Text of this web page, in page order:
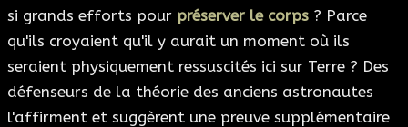
si grands efforts pour préserver le corps ? Parce
qu'ils croyaient qu'il y aurait un moment où ils
seraient physiquement ressuscités ici sur Terre ? Des
défenseurs de la théorie des anciens astronautes
l'affirment et suggèrent une preuve supplémentaire